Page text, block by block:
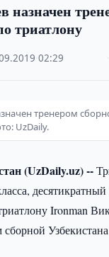
назначен
триатлону
·02:29
тренером
UzDaily.
(UzDaily.uz) --
десятикратный
Ironman
сборной